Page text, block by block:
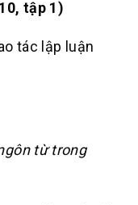
tập 1)
tác lập luận
từ trong